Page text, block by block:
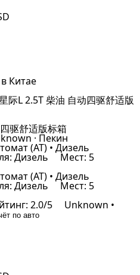
Китае
驱舒适版标箱
· Пекин
(AT) • Дизель
Дизель Мест: 5
(AT) • Дизель
Дизель Мест: 5
2.0/5 Unknown •
по авто